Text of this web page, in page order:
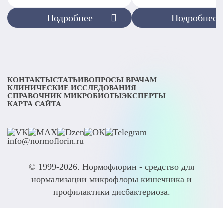
Подробнее Подробнее
КОНТАКТЫСТАТЬИВОПРОСЫ ВРАЧАМ
КЛИНИЧЕСКИЕ ИССЛЕДОВАНИЯ
СПРАВОЧНИК МИКРОБИОТЫЭКСПЕРТЫ
КАРТА САЙТА
info@normoflorin.ru
© 1999-2026. Нормофлорин - средство для
нормализации микрофлоры кишечника и
профилактики дисбактериоза.